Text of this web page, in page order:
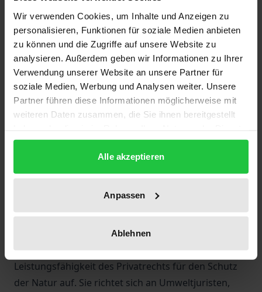
Wir verwenden Cookies, um Inhalte und Anzeigen zu
personalisieren, Funktionen für soziale Medien anbieten
zu können und die Zugriffe auf unsere Website zu
analysieren. Außerdem geben wir Informationen zu Ihrer
Verwendung unserer Website an unsere Partner für
soziale Medien, Werbung und Analysen weiter. Unsere
Partner führen diese Informationen möglicherweise mit
weiteren Daten zusammen, die Sie ihnen bereitgestellt
gesammelt haben.
Alle akzeptieren
Anpassen
Ablehnen
Vollzugsdefizit im öffentlich-rechtlichen
Umweltschutz versucht, durch eine Stärkung
individueller Rechte die Natur effektiver zu schützen.
Ausdruck hiervon ist insbesondere das
Umwelthaftungsgesetz.
Der Verfasser analysiert zunächst, welche
Veränderungen der Natur anhand welcher Kriterien
als ökologischer Schaden bewertet werden können.
ökologischen und rechtlich individualisierbaren
ökologischer, ökonomischer und ethischer Aspekte
untersucht.
Die Arbeit ist insbesondere von rechtspolitischer
Bedeutung. Sie zeigt die Grenzen der
Leistungsfähigkeit des Privatrechts für den Schutz
der Natur auf. Sie richtet sich an Umweltjuristen,